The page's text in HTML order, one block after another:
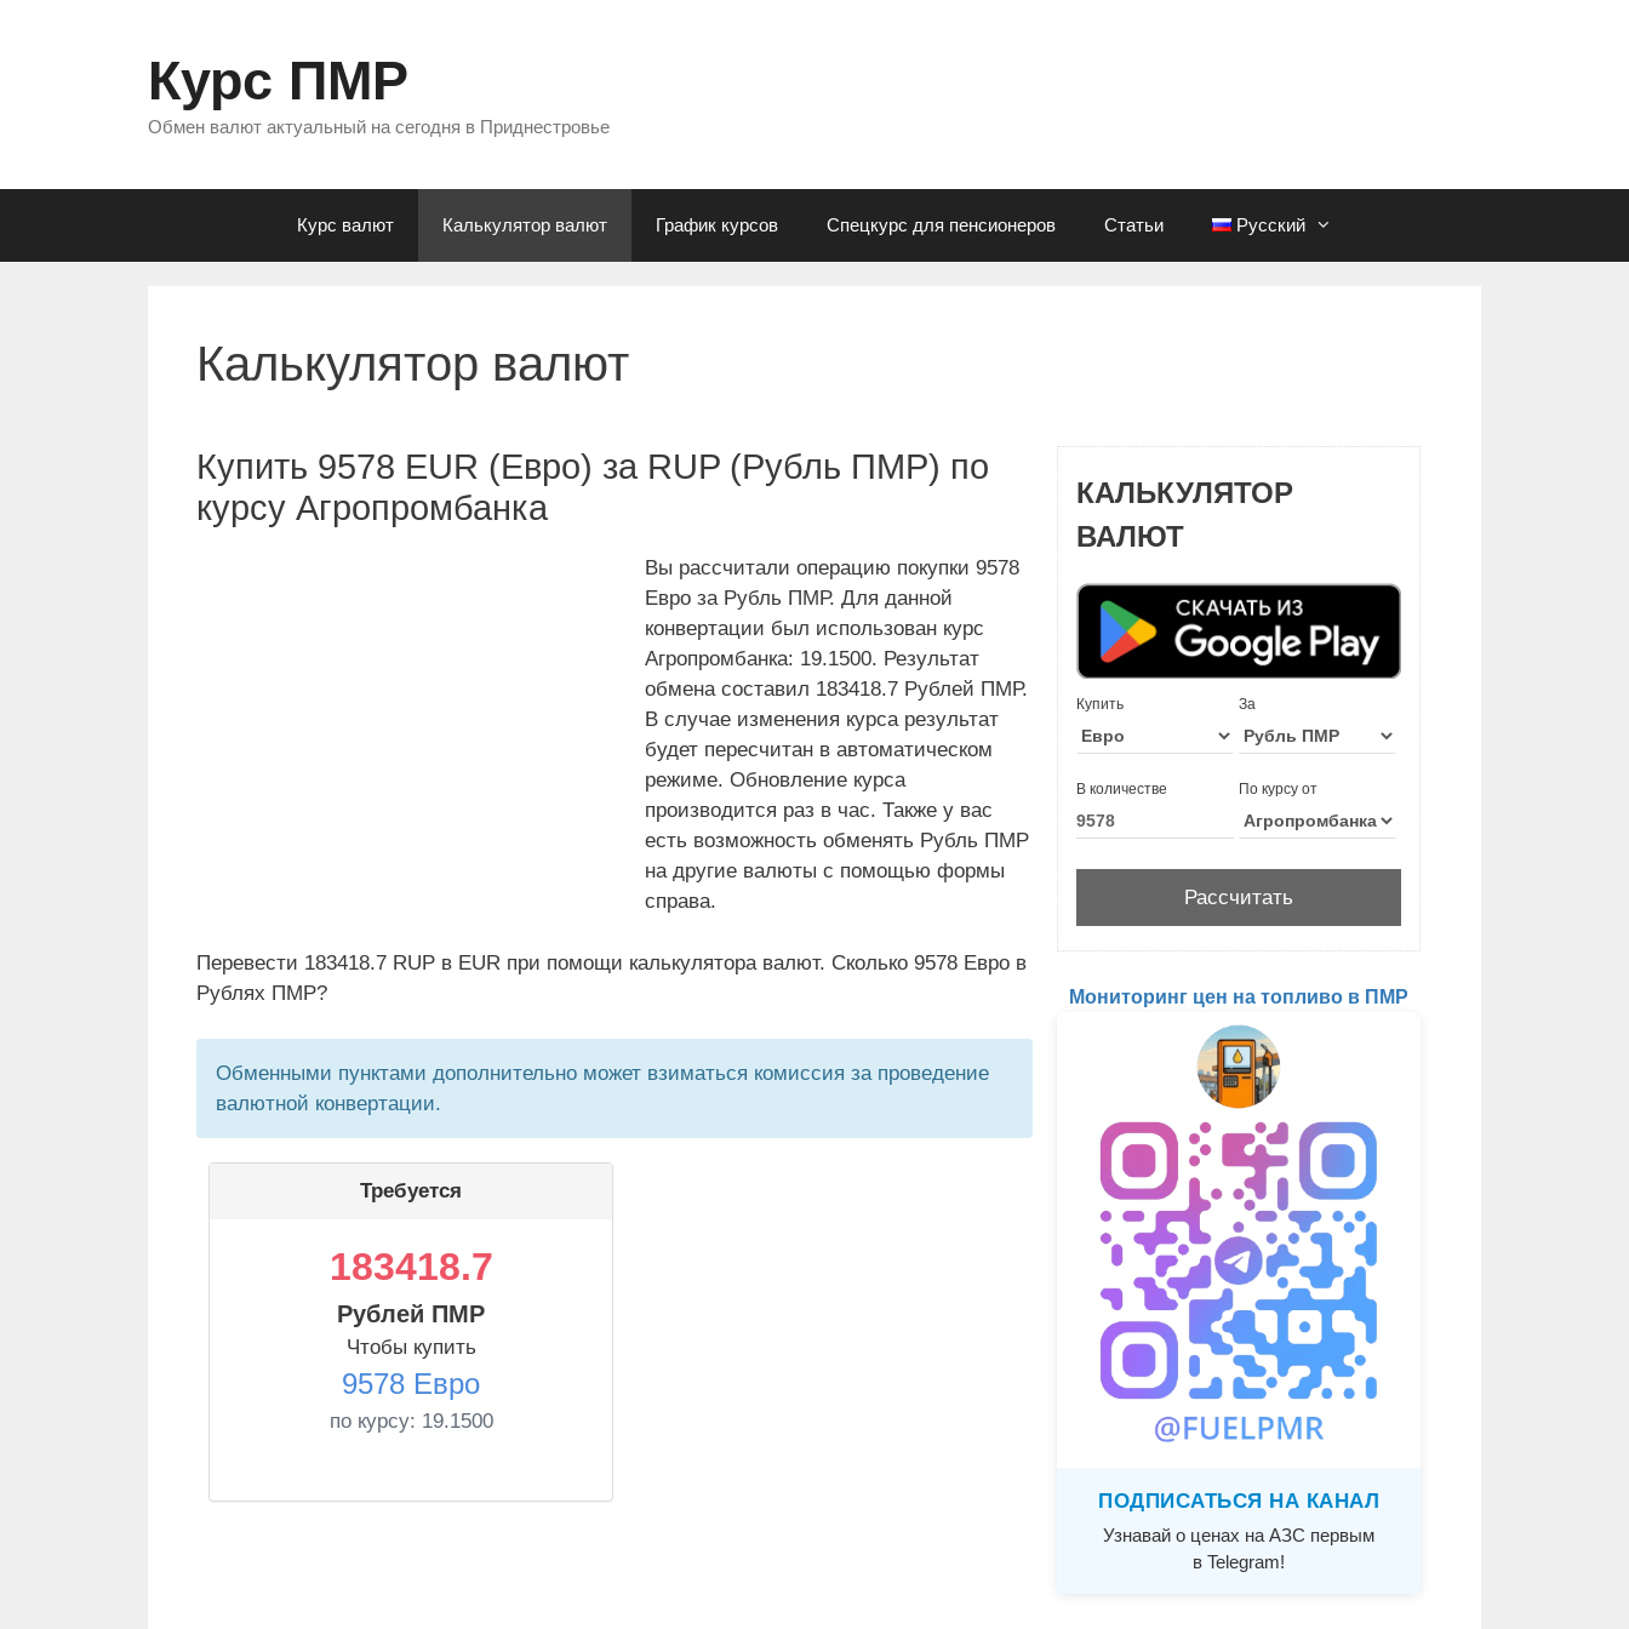
Курс ПМР
Обмен валют актуальный на сегодня в Приднестровье
Курс валют Калькулятор валют График курсов Спецкурс для пенсионеров Статьи Русский
Калькулятор валют
Купить 9578 EUR (Евро) за RUP (Рубль ПМР) по
курсу Агропромбанка
Вы рассчитали операцию покупки 9578
Евро за Рубль ПМР. Для данной
конвертации был использован курс
Агропромбанка: 19.1500. Результат
обмена составил 183418.7 Рублей ПМР.
В случае изменения курса результат
будет пересчитан в автоматическом
режиме. Обновление курса
производится раз в час. Также у вас
есть возможность обменять Рубль ПМР
на другие валюты с помощью формы
справа.
Перевести 183418.7 RUP в EUR при помощи калькулятора валют. Сколько 9578 Евро в
Рублях ПМР?
Обменными пунктами дополнительно может взиматься комиссия за проведение
валютной конвертации.
Требуется
183418.7
Рублей ПМР
Чтобы купить
9578 Евро
по курсу: 19.1500
КАЛЬКУЛЯТОР
ВАЛЮТ
Купить За
В количестве По курсу от
Мониторинг цен на топливо в ПМР
ПОДПИСАТЬСЯ НА КАНАЛ
Узнавай о ценах на АЗС первым
в Telegram!